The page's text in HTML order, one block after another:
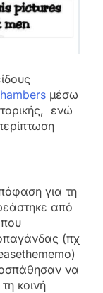
μέσω
ενώ
για τη
από
(πχ
να
κοινή